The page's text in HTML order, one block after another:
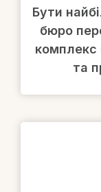
Бути
бюро
комплекс
та